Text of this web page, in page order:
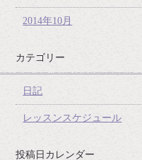
2014年10月
カテゴリー
日記
レッスンスケジュール
投稿日カレンダー